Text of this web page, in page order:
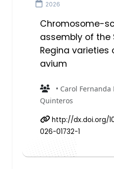
2026
Chromosome-
assembly of the
Regina varieties
avium
• Carol Fernanda
Quinteros
http://dx.doi.org/
026-01732-1